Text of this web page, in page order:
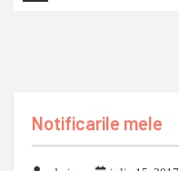
Notificarile mele